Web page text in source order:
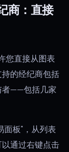
商：直接
您直接从图表
的经纪商包括
者——包括几家
面板"，从列表
通过右键点击